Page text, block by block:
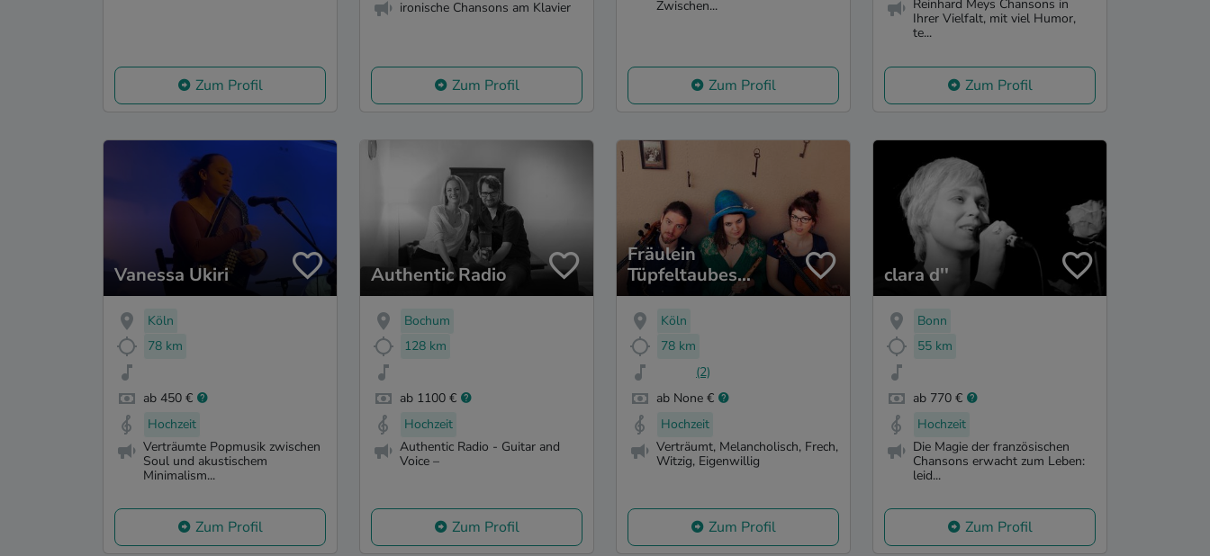
Zum Profil
ironische Chansons am Klavier
Zum Profil
Zwischen...
Zum Profil
Reinhard Meys Chansons in
Ihrer Vielfalt, mit viel Humor,
te...
Zum Profil
Vanessa Ukiri
Köln
78 km
ab 450 €
Hochzeit
Verträumte Popmusik zwischen
Soul und akustischem
Minimalism...
Zum Profil
Authentic Radio
Bochum
128 km
ab 1100 €
Hochzeit
Authentic Radio - Guitar and
Voice –
Zum Profil
Fräulein
Tüpfeltaubes
Tagebuch
Köln
78 km
(2)
ab None €
Hochzeit
Verträumt, Melancholisch, Frech,
Witzig, Eigenwillig
Zum Profil
clara d''
Bonn
55 km
ab 770 €
Hochzeit
Die Magie der französischen
Chansons erwacht zum Leben:
leid...
Zum Profil